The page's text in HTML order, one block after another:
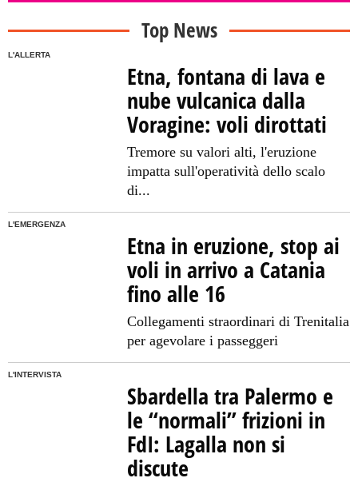
Top News
L'ALLERTA
Etna, fontana di lava e
nube vulcanica dalla
Voragine: voli dirottati
Tremore su valori alti, l'eruzione
impatta sull'operatività dello scalo
di...
L'EMERGENZA
Etna in eruzione, stop ai
voli in arrivo a Catania
fino alle 16
Collegamenti straordinari di Trenitalia
per agevolare i passeggeri
L'INTERVISTA
Sbardella tra Palermo e
le “normali” frizioni in
FdI: Lagalla non si
discute